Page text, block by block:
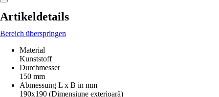
Artikeldetails
Bereich überspringen
Material
Kunststoff
Durchmesser
150 mm
Abmessung L x B in mm
190x190 (Dimensiune exterioară)